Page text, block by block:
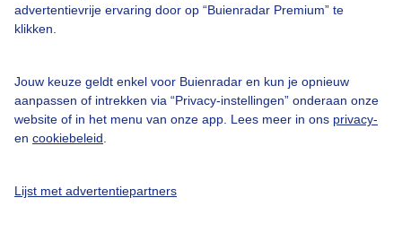
advertentievrije ervaring door op “Buienradar Premium” te
klikken.
Jouw keuze geldt enkel voor Buienradar en kun je opnieuw
aanpassen of intrekken via “Privacy-instellingen” onderaan onze
website of in het menu van onze app. Lees meer in ons privacy-
en cookiebeleid
Lijst met advertentiepartners
Gebruikersvoorwaarden
Buienradar Team
Privacy beleid
Cookie beleid
Gratis weerdata